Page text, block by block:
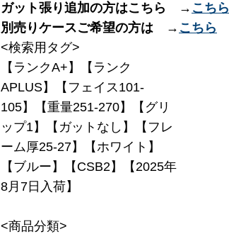
ガット張り追加の方はこちら → こちら
別売りケースご希望の方は → こちら
<検索用タグ>
【ランクA+】【ランク
APLUS】【フェイス101-
105】【重量251-270】【グリ
ップ1】【ガットなし】【フレ
ーム厚25-27】【ホワイト】
【ブルー】【CSB2】【2025年
8月7日入荷】
<商品分類>